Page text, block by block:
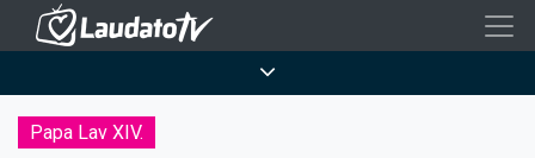
Skoči
sadržaj
Papa Lav XIV.